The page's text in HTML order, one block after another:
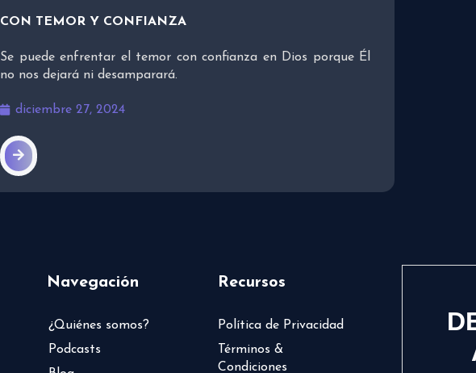
CON TEMOR Y CONFIANZA
Se puede enfrentar el temor con confianza en Dios porque Él
no nos dejará ni desamparará.
diciembre 27, 2024
Navegación
¿Quiénes somos?
Podcasts
Recursos
Política de Privacidad
Términos &
Condiciones